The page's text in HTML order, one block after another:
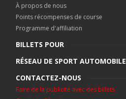
À propos de nous
Points récompenses de course
Programme d'affiliation
BILLETS POUR
RÉSEAU DE SPORT AUTOMOBILE
CONTACTEZ-NOUS
Faire de la publicité avec des billets